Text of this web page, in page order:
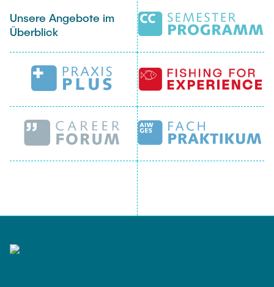
Unsere Angebote im
Überblick